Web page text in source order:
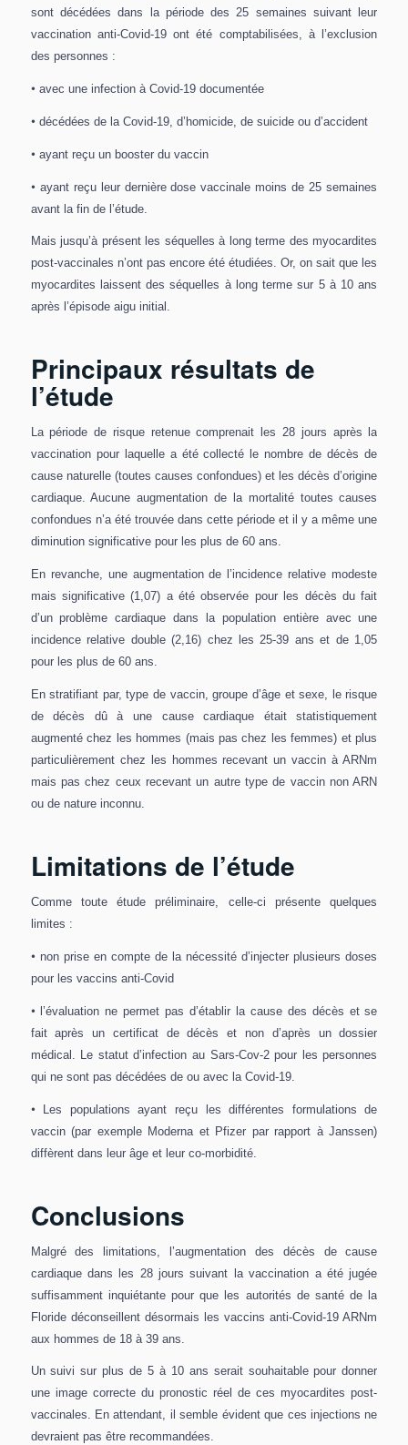
sont décédées dans la période des 25 semaines suivant leur
vaccination anti-Covid-19 ont été comptabilisées, à l’exclusion
des personnes :
• avec une infection à Covid-19 documentée
• décédées de la Covid-19, d’homicide, de suicide ou d’accident
• ayant reçu un booster du vaccin
• ayant reçu leur dernière dose vaccinale moins de 25 semaines
avant la fin de l’étude.
Mais jusqu’à présent les séquelles à long terme des myocardites
post-vaccinales n’ont pas encore été étudiées. Or, on sait que les
myocardites laissent des séquelles à long terme sur 5 à 10 ans
après l’épisode aigu initial.
Principaux résultats de
l’étude
La période de risque retenue comprenait les 28 jours après la
vaccination pour laquelle a été collecté le nombre de décès de
cause naturelle (toutes causes confondues) et les décès d’origine
cardiaque. Aucune augmentation de la mortalité toutes causes
confondues n’a été trouvée dans cette période et il y a même une
diminution significative pour les plus de 60 ans.
En revanche, une augmentation de l’incidence relative modeste
mais significative (1,07) a été observée pour les décès du fait
d’un problème cardiaque dans la population entière avec une
incidence relative double (2,16) chez les 25-39 ans et de 1,05
pour les plus de 60 ans.
En stratifiant par, type de vaccin, groupe d’âge et sexe, le risque
de décès dû à une cause cardiaque était statistiquement
augmenté chez les hommes (mais pas chez les femmes) et plus
particulièrement chez les hommes recevant un vaccin à ARNm
mais pas chez ceux recevant un autre type de vaccin non ARN
ou de nature inconnu.
Limitations de l’étude
Comme toute étude préliminaire, celle-ci présente quelques
limites :
• non prise en compte de la nécessité d’injecter plusieurs doses
pour les vaccins anti-Covid
•l’évaluation ne permet pas d’établir la cause des décès et se
fait après un certificat de décès et non d’après un dossier
médical. Le statut d’infection au Sars-Cov-2 pour les personnes
qui ne sont pas décédées de ou avec la Covid-19.
• Les populations ayant reçu les différentes formulations de
vaccin (par exemple Moderna et Pfizer par rapport à Janssen)
diffèrent dans leur âge et leur co-morbidité.
Conclusions
Malgré des limitations, l’augmentation des décès de cause
cardiaque dans les 28 jours suivant la vaccination a été jugée
suffisamment inquiétante pour que les autorités de santé de la
Floride déconseillent désormais les vaccins anti-Covid-19 ARNm
aux hommes de 18 à 39 ans.
Un suivi sur plus de 5 à 10 ans serait souhaitable pour donner
une image correcte du pronostic réel de ces myocardites post-
vaccinales. En attendant, il semble évident que ces injections ne
devraient pas être recommandées.